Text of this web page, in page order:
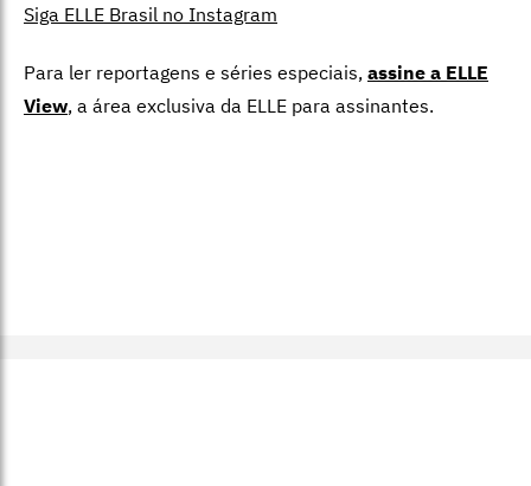
Siga ELLE Brasil no Instagram
Para ler reportagens e séries especiais, assine a ELLE
View, a área exclusiva da ELLE para assinantes.